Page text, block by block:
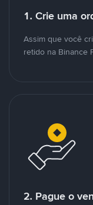
1. Crie uma
Assim que você
retido na Binance
2. Pague o